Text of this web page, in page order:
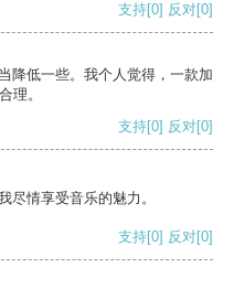
支持[0] 反对[0]
降低一些。我个人觉得，一款加
理。
支持[0] 反对[0]
尽情享受音乐的魅力。
支持[0] 反对[0]